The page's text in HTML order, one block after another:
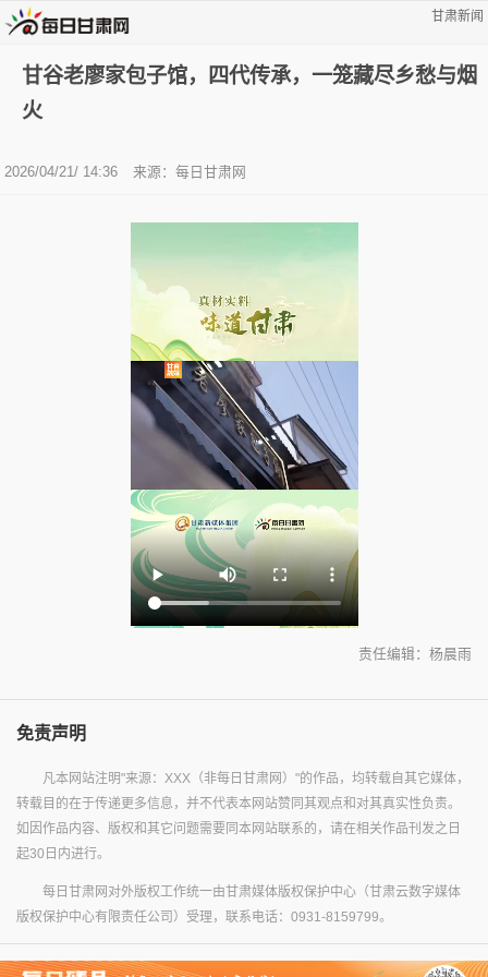
甘肃新闻
甘谷老廖家包子馆，四代传承，一笼藏尽乡愁与烟
火
2026/04/21/ 14:36 来源：每日甘肃网
责任编辑：杨晨雨
免责声明
凡本网站注明"来源：XXX（非每日甘肃网）"的作品，均转载自其它媒体，
转载目的在于传递更多信息，并不代表本网站赞同其观点和对其真实性负责。
如因作品内容、版权和其它问题需要同本网站联系的，请在相关作品刊发之日
起30日内进行。
每日甘肃网对外版权工作统一由甘肃媒体版权保护中心（甘肃云数字媒体
版权保护中心有限责任公司）受理，联系电话：0931-8159799。